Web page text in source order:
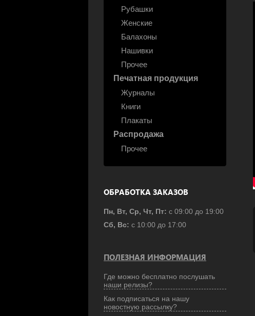
Рубашки
Женские
Балахоны
Нашивки
Прочее
Печатная продукция
Журналы
Книги
Плакаты
Распродажа
Прочее
ОБРАБОТКА ЗАКАЗОВ
Пн, Вт, Ср, Чт, Пт: с 09:00 до 19:00
Сб, Вс: с 10:00 до 17:00
ПОЛЕЗНАЯ ИНФОРМАЦИЯ
Где можно бесплатно послушать
наши релизы?
Как подписаться на нашу
новостную рассылку?